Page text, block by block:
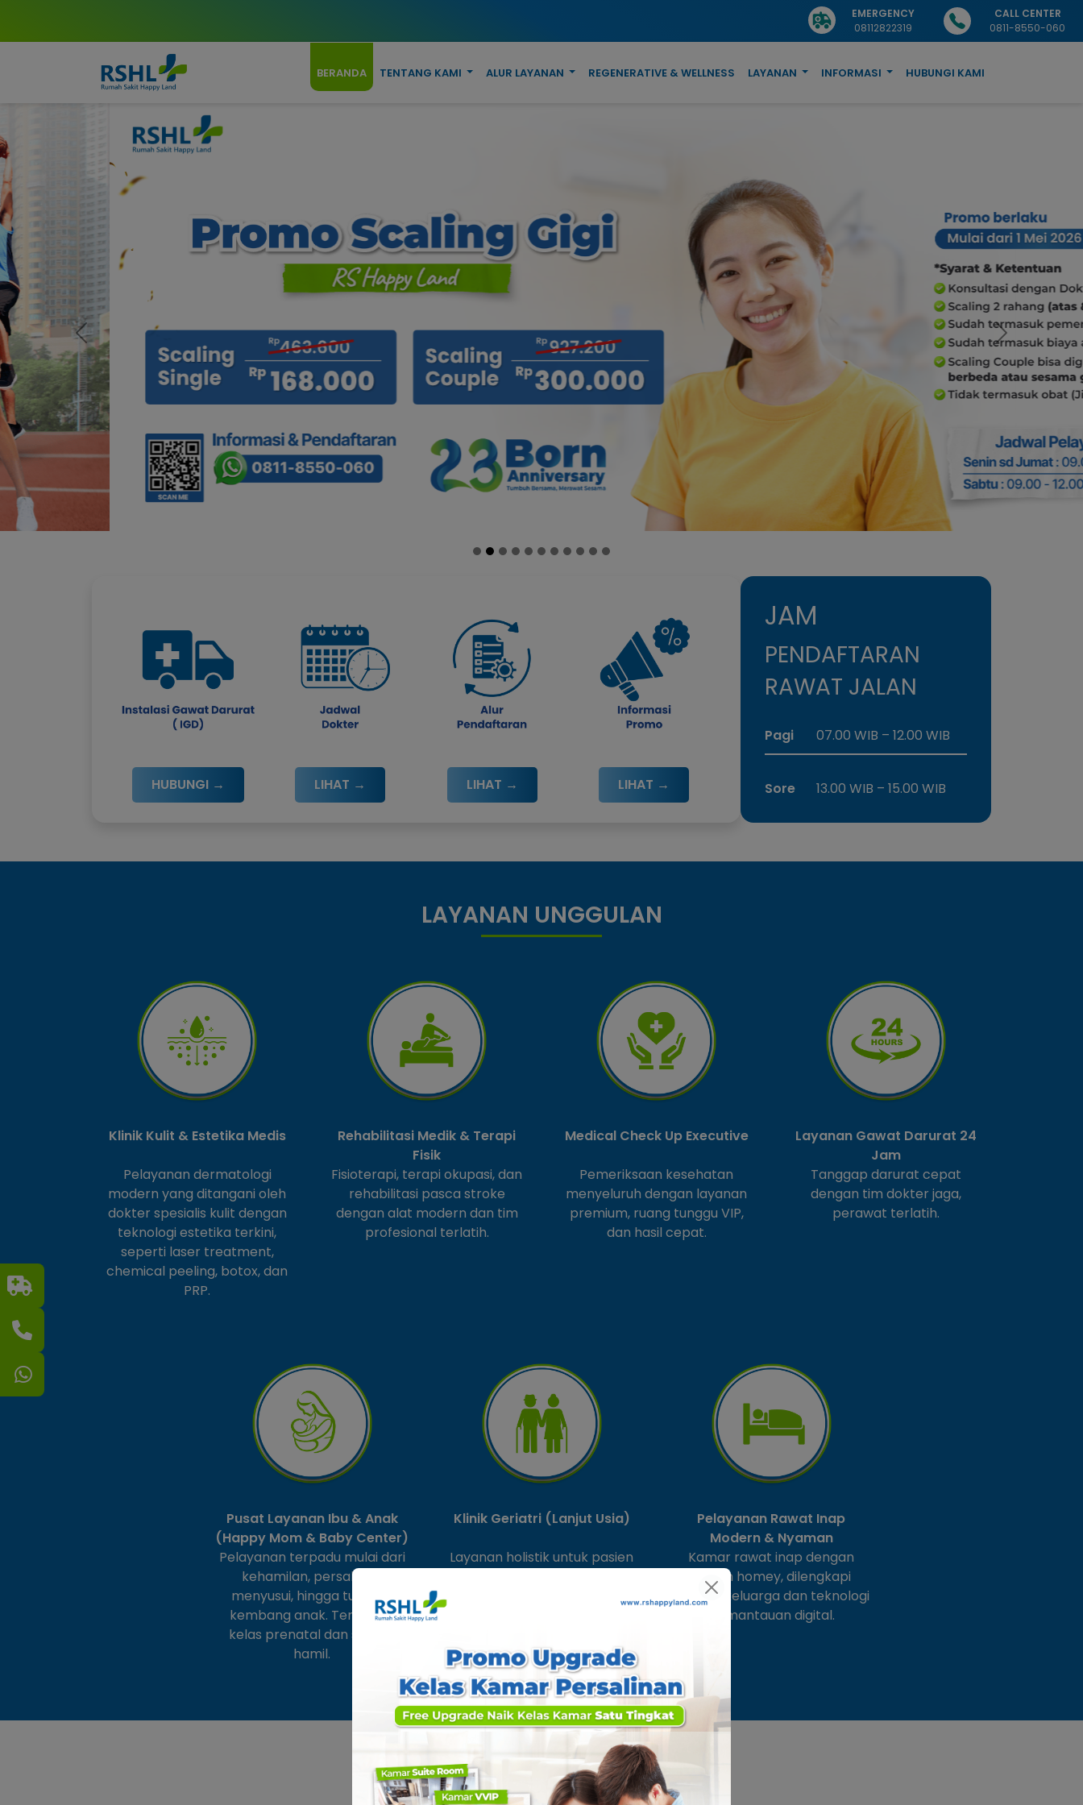
EMERGENCY
08112822319
CALL CENTER
0811-8550-060
BERANDA TENTANG KAMI ALUR LAYANAN REGENERATIVE & WELLNESS LAYANAN INFORMASI HUBUNGI KAMI
HUBUNGI → LIHAT → LIHAT → LIHAT →
JAM
PENDAFTARAN
RAWAT JALAN
Pagi 07.00 WIB – 12.00 WIB
Sore 13.00 WIB – 15.00 WIB
LAYANAN UNGGULAN
Klinik Kulit & Estetika Medis
Pelayanan dermatologi
modern yang ditangani oleh
dokter spesialis kulit dengan
teknologi estetika terkini,
seperti laser treatment,
chemical peeling, botox, dan
PRP.
Rehabilitasi Medik & Terapi
Fisik
Fisioterapi, terapi okupasi, dan
rehabilitasi pasca stroke
dengan alat modern dan tim
profesional terlatih.
Medical Check Up Executive
Pemeriksaan kesehatan
menyeluruh dengan layanan
premium, ruang tunggu VIP,
dan hasil cepat.
Layanan Gawat Darurat 24
Jam
Tanggap darurat cepat
dengan tim dokter jaga,
perawat terlatih.
Pusat Layanan Ibu & Anak
(Happy Mom & Baby Center)
Pelayanan terpadu mulai dari
kehamilan, persalinan,
menyusui, hingga tumbuh
kembang anak. Termasuk
kelas prenatal dan senam
hamil.
Klinik Geriatri (Lanjut Usia)
Layanan holistik untuk pasien
Pelayanan Rawat Inap
Modern & Nyaman
Kamar rawat inap dengan
desain homey, dilengkapi
fasilitas keluarga dan teknologi
pemantauan digital.
MITRA KAMI